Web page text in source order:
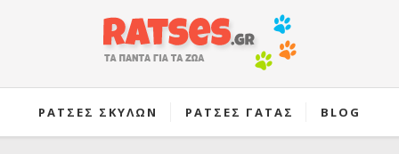
ΡΑΤΣΕΣ ΣΚΥΛΩΝ ΡΑΤΣΕΣ ΓΑΤΑΣ BLOG